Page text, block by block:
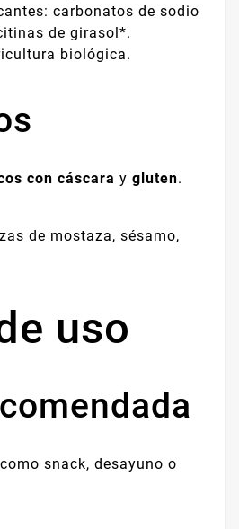
carbonatos de sodio
de girasol*.
biológica.
con cáscara y gluten.
de mostaza, sésamo,
uso
snack, desayuno o